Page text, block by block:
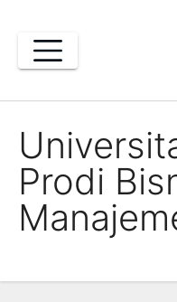
content
Prodi